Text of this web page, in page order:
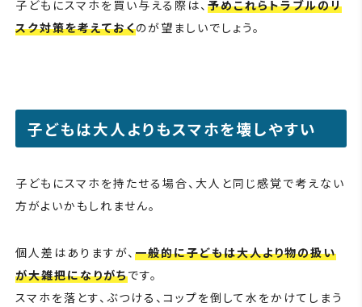
子どもにスマホを買い与える際は、 予めこれらトラブルのリ
スク対策を考えておくのが望ましいでしょう。
子どもは大人よりもスマホを壊しやすい
子どもにスマホを持たせる場合、大人と同じ感覚で考えない
方がよいかもしれません。
個人差はありますが、 一般的に子どもは大人より物の扱い
が大雑把になりがちです。
スマホを落とす、ぶつける、コップを倒して水をかけてしまう